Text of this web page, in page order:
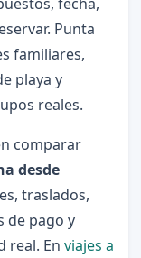
Punta
familiares,
playa y
reales.
comparar
desde
traslados,
de pago y
real. En viajes a